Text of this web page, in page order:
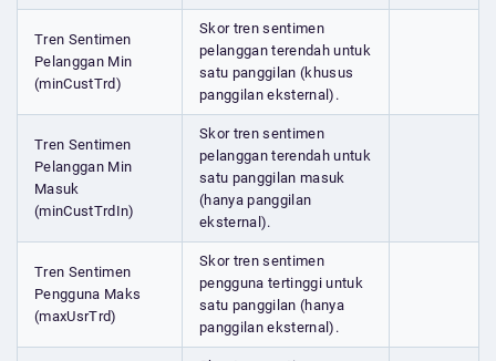
Tren Sentimen
Pelanggan Min
(minCustTrd)
Skor tren sentimen
pelanggan terendah untuk
satu panggilan (khusus
panggilan eksternal).
Tren Sentimen
Pelanggan Min
Masuk
(minCustTrdIn)
Skor tren sentimen
pelanggan terendah untuk
satu panggilan masuk
(hanya panggilan
eksternal).
Tren Sentimen
Pengguna Maks
(maxUsrTrd)
Skor tren sentimen
pengguna tertinggi untuk
satu panggilan (hanya
panggilan eksternal).